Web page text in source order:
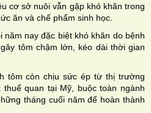
cơ sở nuôi vẫn gặp khó khăn trong
ăn và chế phẩm sinh học.
năm nay đặc biệt khó khăn do bệnh
tôm chậm lớn, kéo dài thời gian
tôm còn chịu sức ép từ thị trường
quan tại Mỹ, buộc toàn ngành
tháng cuối năm để hoàn thành